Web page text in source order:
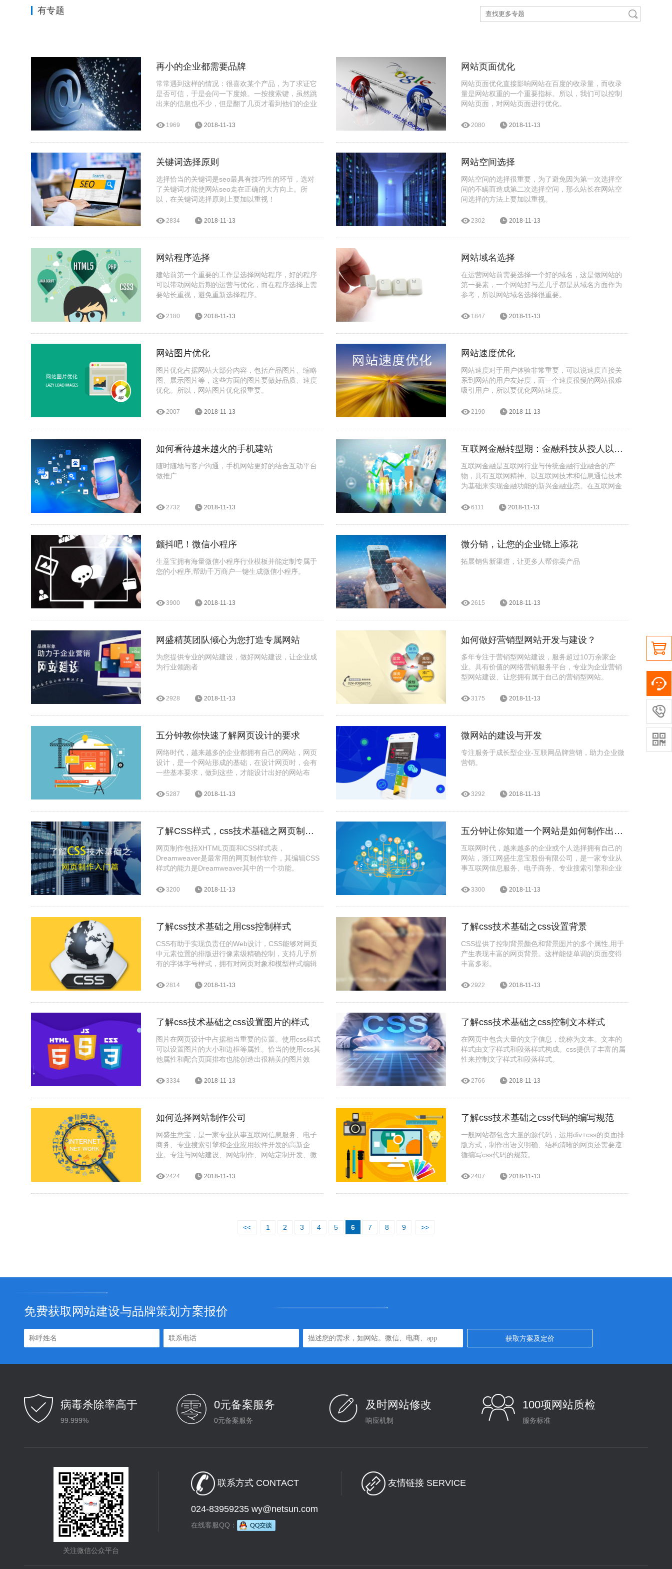
有专题
再小的企业都需要品牌
常常遇到这样的情况：很喜欢某个产品，为了求证它
是否可信，于是会问一下度娘。一按搜索键，虽然跳
出来的信息也不少，但是翻了几页才看到他们的企业
网站里面的东西不忍直视，对这个品牌的产品兴趣度
那对产品的态度又能好到哪去？如今，品牌网络推广
发挥着重要的作用，而网络推广又必须立足于企业网
网络推广的根本。
1969 2018-11-13
网站页面优化
网站页面优化直接影响网站在百度的收录量，而收录
量是网站权重的一个重要指标。所以，我们可以控制
网站页面，对网站页面进行优化。
2080 2018-11-13
关键词选择原则
选择恰当的关键词是seo最具有技巧性的环节，选对
了关键词才能使网站seo走在正确的大方向上。所
以，在关键词选择原则上要加以重视！
2834 2018-11-13
网站空间选择
网站空间的选择很重要，为了避免因为第一次选择空
间的不瞒而造成第二次选择空间，那么站长在网站空
间选择的方法上要加以重视。
2302 2018-11-13
网站程序选择
建站前第一个重要的工作是选择网站程序，好的程序
可以带动网站后期的运营与优化，而在程序选择上需
要站长重视，避免重新选择程序。
2180 2018-11-13
网站域名选择
在运营网站前需要选择一个好的域名，这是做网站的
第一要素，一个网站好与差几乎都是从域名方面作为
参考，所以网站域名选择很重要。
1847 2018-11-13
网站图片优化
图片优化占据网站大部分内容，包括产品图片、缩略
图、展示图片等，这些方面的图片要做好品质、速度
优化。所以，网站图片优化很重要。
2007 2018-11-13
网站速度优化
网站速度对于用户体验非常重要，可以说速度直接关
系到网站的用户友好度，而一个速度很慢的网站很难
吸引用户，所以要优化网站速度。
2190 2018-11-13
如何看待越来越火的手机建站
随时随地与客户沟通，手机网站更好的结合互动平台
做推广
2732 2018-11-13
互联网金融转型期：金融科技从授人以鱼到授人以渔
互联网金融是互联网行业与传统金融行业融合的产
物，具有互联网精神、以互联网技术和信息通信技术
为基础来实现金融功能的新兴金融业态。在互联网金
山、技术大山和模式大山。
6111 2018-11-13
颤抖吧！微信小程序
生意宝拥有海量微信小程序行业模板并能定制专属于
您的小程序,帮助千万商户一键生成微信小程序。
3900 2018-11-13
微分销，让您的企业锦上添花
拓展销售新渠道，让更多人帮你卖产品
2615 2018-11-13
网盛精英团队倾心为您打造专属网站
为您提供专业的网站建设，做好网站建设，让企业成
为行业领跑者
2928 2018-11-13
如何做好营销型网站开发与建设？
多年专注于营销型网站建设，服务超过10万余家企
业。具有价值的网络营销服务平台，专业为企业营销
型网站建设、让您拥有属于自己的营销型网站。
3175 2018-11-13
五分钟教你快速了解网页设计的要求
网络时代，越来越多的企业都拥有自己的网站，网页
设计，是一个网站形成的基础，在设计网页时，会有
一些基本要求，做到这些，才能设计出好的网站布
5287 2018-11-13
微网站的建设与开发
专注服务于成长型企业-互联网品牌营销，助力企业微
营销。
3292 2018-11-13
了解CSS样式，css技术基础之网页制作入门篇
网页制作包括XHTML页面和CSS样式表，
Dreamweaver是最常用的网页制作软件，其编辑CSS
样式的能力是Dreamweaver其中的一个功能。
3200 2018-11-13
五分钟让你知道一个网站是如何制作出来的
互联网时代，越来越多的企业或个人选择拥有自己的
网站，浙江网盛生意宝股份有限公司，是一家专业从
事互联网信息服务、电子商务、专业搜索引擎和企业
作、网站定制开发。公司拥有一支专业、稳定的设
3300 2018-11-13
了解css技术基础之用css控制样式
CSS有助于实现负责任的Web设计，CSS能够对网页
中元素位置的排版进行像素级精确控制，支持几乎所
有的字体字号样式，拥有对网页对象和模型样式编辑
2814 2018-11-13
了解css技术基础之css设置背景
CSS提供了控制背景颜色和背景图片的多个属性,用于
产生表现丰富的网页背景。这样能使单调的页面变得
丰富多彩。
2922 2018-11-13
了解css技术基础之css设置图片的样式
图片在网页设计中占据相当重要的位置。使用css样式
可以设置图片的大小和边框等属性。恰当的使用css其
他属性和配合页面排布也能创造出很精美的图片效
3334 2018-11-13
了解css技术基础之css控制文本样式
在网页中包含大量的文字信息，统称为文本。文本的
样式由文字样式和段落样式构成。css提供了丰富的属
性来控制文字样式和段落样式。
2766 2018-11-13
如何选择网站制作公司
网盛生意宝，是一家专业从事互联网信息服务、电子
商务、专业搜索引擎和企业应用软件开发的高新企
业。专注与网站建设、网站制作、网站定制开发、微
超过10万余家企业网站，依托上市公司背景，有一支
务。
2424 2018-11-13
了解css技术基础之css代码的编写规范
一般网站都包含大量的源代码，运用div+css的页面排
版方式，制作出语义明确、结构清晰的网页还需要遵
循编写css代码的规范。
2407 2018-11-13
<< 1 2 3 4 5 6 7 8 9 >>
免费获取网站建设与品牌策划方案报价
病毒杀除率高于
99.999%
0元备案服务
0元备案服务
及时网站修改
响应机制
100项网站质检
服务标准
关注微信公众平台
联系方式 CONTACT
024-83959235 wy@netsun.com
在线客服QQ：
友情链接 SERVICE


